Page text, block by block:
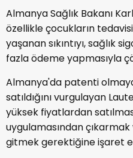
Almanya Sağlık Bakanı
özellikle çocukların
yaşanan sıkıntıyı, sağlık
fazla ödeme yapmasıyla
Almanya'da patenti
satıldığını vurgulayan
yüksek fiyatlardan
uygulamasından
gitmek gerektiğine işaret